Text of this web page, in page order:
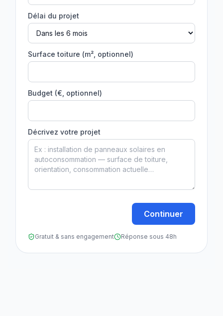
Délai du projet
Surface toiture (m², optionnel)
Budget (€, optionnel)
Décrivez votre projet
Continuer
Gratuit & sans engagement Réponse sous 48h